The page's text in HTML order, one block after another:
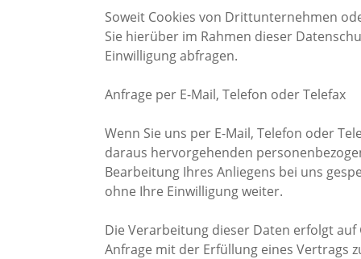
Soweit Cookies von Drittunternehmen
Sie hierüber im Rahmen dieser
Einwilligung abfragen.
Anfrage per E-Mail, Telefon oder Telefax
Wenn Sie uns per E-Mail, Telefon oder
daraus hervorgehenden
Bearbeitung Ihres Anliegens bei uns
ohne Ihre Einwilligung weiter.
Die Verarbeitung dieser Daten erfolgt auf
Anfrage mit der Erfüllung eines Vertrags